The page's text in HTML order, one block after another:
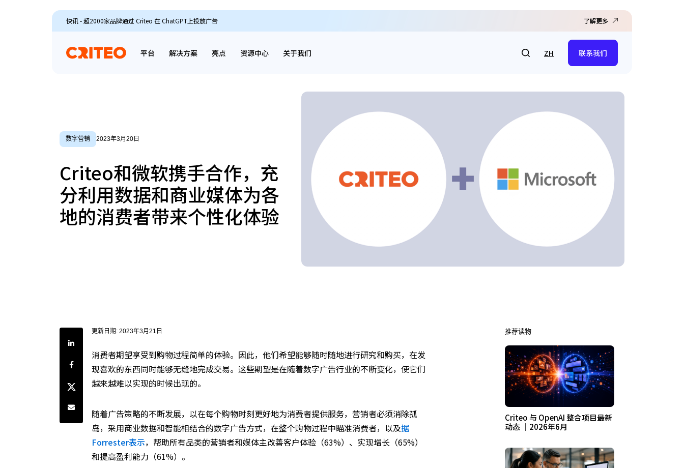
快讯 - 超2000家品牌通过 Criteo 在 ChatGPT上投放广告 了解更多
平台 解决方案 亮点 资源中心 关于我们 ZH 联系我们
数字营销 2023年3月20日
Criteo和微软携手合作，充
分利用数据和商业媒体为各
地的消费者带来个性化体验
分享到LinkedIn
分享到Facebook
分享到Twitter
通过电子邮件共享
更新日期: 2023年3月21日
消费者期望享受到购物过程简单的体验。因此，他们希望能够随时随地进行研究和购买，在发
现喜欢的东西同时能够无缝地完成交易。这些期望是在随着数字广告行业的不断变化，使它们
越来越难以实现的时候出现的。
随着广告策略的不断发展，以在每个购物时刻更好地为消费者提供服务，营销者必须消除孤
岛，采用商业数据和智能相结合的数字广告方式，在整个购物过程中瞄准消费者，以及据
Forrester表示，帮助所有品类的营销者和媒体主改善客户体验（63%）、实现增长（65%）
和提高盈利能力（61%）。
推荐读物
Criteo 与 OpenAI 整合项目最新
动态 ｜2026年6月